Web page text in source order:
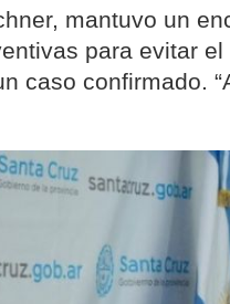
mantuvo un
para evitar
caso confirmado.